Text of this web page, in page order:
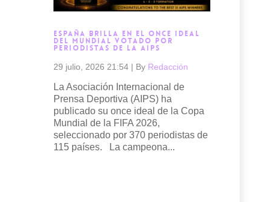
ESPAÑA BRILLA EN EL ONCE IDEAL
DEL MUNDIAL VOTADO POR
PERIODISTAS DE LA AIPS
29 julio, 2026 21:54 | By Redacción
La Asociación Internacional de
Prensa Deportiva (AIPS) ha
publicado su once ideal de la Copa
Mundial de la FIFA 2026,
seleccionado por 370 periodistas de
115 países. La campeona...